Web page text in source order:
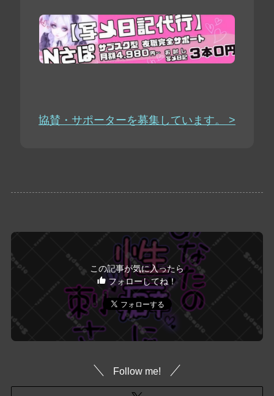
協賛・サポーターを募集しています。 >
この記事が気に入ったら
フォローしてね！
Follow me!